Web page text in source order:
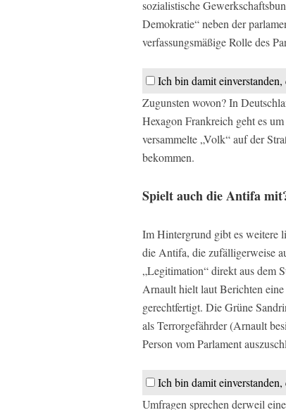
sozialistische
Demokratie“ neben der
verfassungsmäßige Rolle des
Ich bin damit
Zugunsten wovon? In
Hexagon Frankreich geht es
versammelte „Volk“ auf der
bekommen.
Spielt auch die Antifa
Im Hintergrund gibt es weitere
die Antifa, die zufälligerweise
„Legitimation“ direkt aus dem
Arnault hielt laut Berichten
gerechtfertigt. Die Grüne
als Terrorgefährder (Arnault
Person vom Parlament
Ich bin damit
Umfragen sprechen derweil